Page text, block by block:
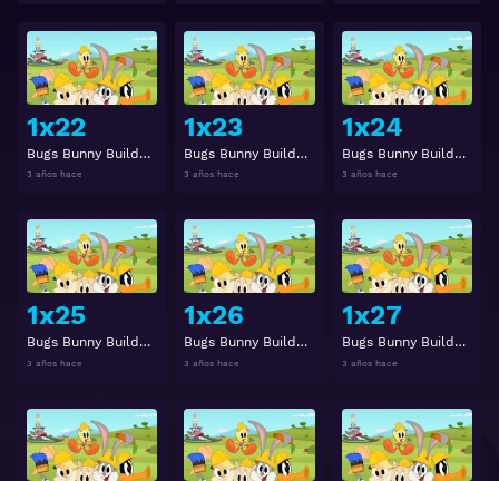
1x22
Bugs Bunny Builders Temporada 1 Capitulo 22
3 años hace
Ver
1x23
Bugs Bunny Builders Temporada 1 Capitulo 23
3 años hace
Ver
1x24
Bugs Bunny Builders Temporada 1 Capitulo 24
3 años hace
1x25
Bugs Bunny Builders Temporada 1 Capitulo 25
3 años hace
Ver
1x26
Bugs Bunny Builders Temporada 1 Capitulo 26
3 años hace
Ver
1x27
Bugs Bunny Builders Temporada 1 Capitulo 27
3 años hace
Ver Ver